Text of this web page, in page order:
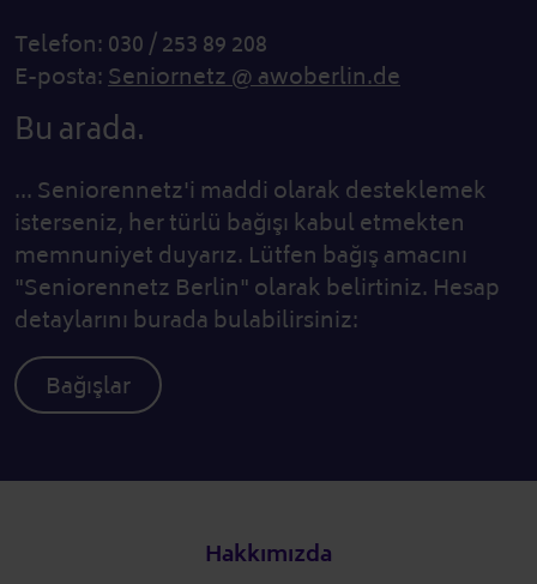
Telefon: 030 / 253 89 208
E-posta:Seniornetz @ awoberlin.de
Bu arada.
... Seniorennetz'i maddi olarak desteklemek
isterseniz, her türlü bağışı kabul etmekten
memnuniyet duyarız. Lütfen bağış amacını
"Seniorennetz Berlin" olarak belirtiniz. Hesap
detaylarını burada bulabilirsiniz:
Bağışlar
Hakkımızda